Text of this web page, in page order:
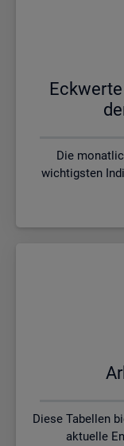
Die
wichtigsten
Diese Tabellen
aktuelle